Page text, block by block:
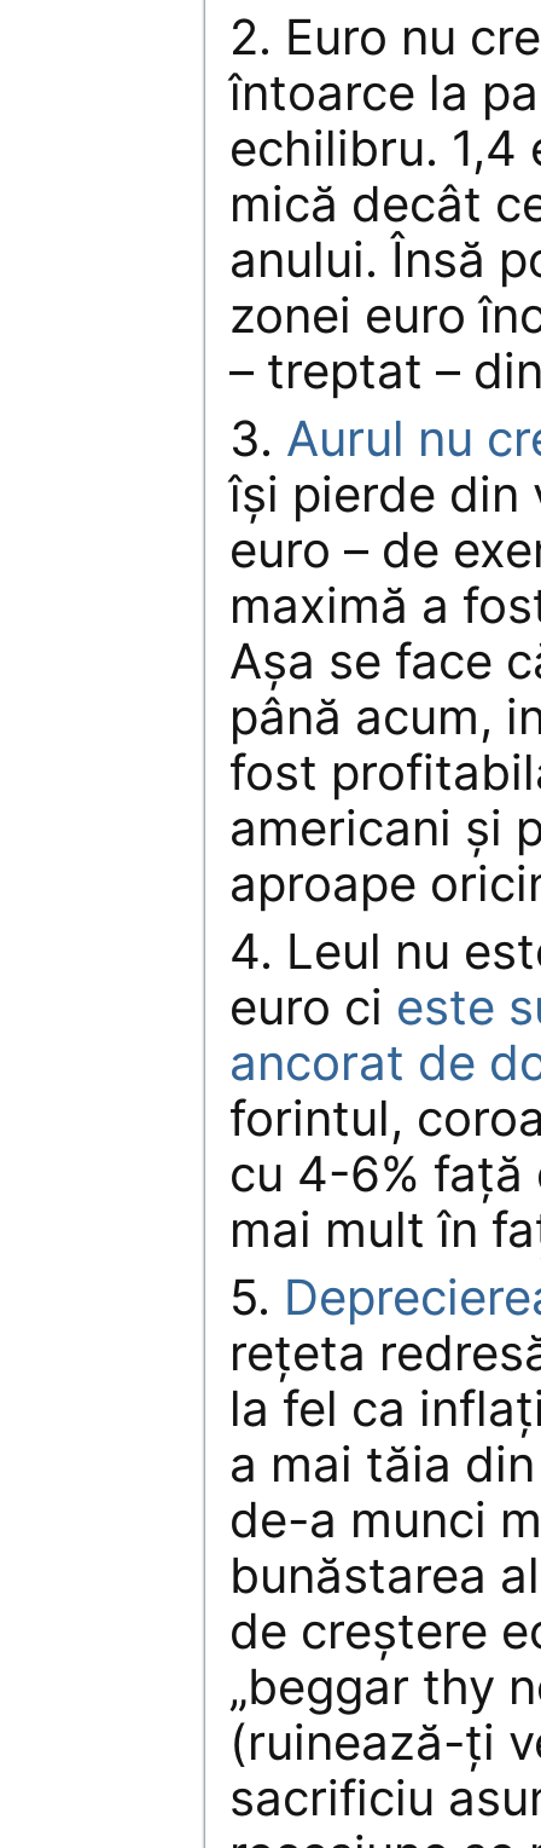
2. Euro nu
întoarce la
echilibru. 1,4
mică decât
anului. Însă
zonei euro
– treptat –
3. Aurul nu
îşi pierde din
euro – de
maximă a
Aşa se face
până acum,
fost
americani şi
aproape
4. Leul nu
euro ci este
ancorat de
forintul,
cu 4-6% faţă
mai mult în
5.
reţeta
la fel ca
a mai tăia
de-a munci
bunăstarea
de creştere
„beggar thy
(ruinează-ţi
sacrificiu